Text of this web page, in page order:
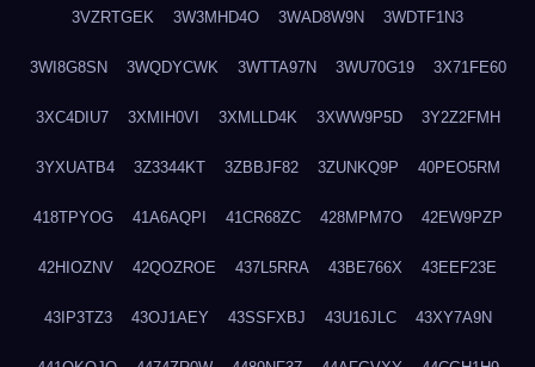
3VZRTGEK 3W3MHD4O 3WAD8W9N 3WDTF1N3
3WI8G8SN 3WQDYCWK 3WTTA97N 3WU70G19 3X71FE60
3XC4DIU7 3XMIH0VI 3XMLLD4K 3XWW9P5D 3Y2Z2FMH
3YXUATB4 3Z3344KT 3ZBBJF82 3ZUNKQ9P 40PEO5RM
418TPYOG 41A6AQPI 41CR68ZC 428MPM7O 42EW9PZP
42HIOZNV 42QOZROE 437L5RRA 43BE766X 43EEF23E
43IP3TZ3 43OJ1AEY 43SSFXBJ 43U16JLC 43XY7A9N